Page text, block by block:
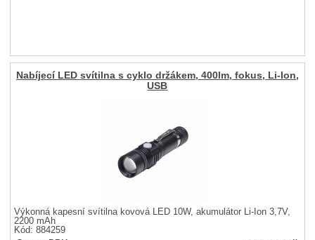
Nabíjecí LED svítilna s cyklo držákem, 400lm, fokus, Li-Ion,
USB
Výkonná kapesní svítilna kovová LED 10W, akumulátor Li-Ion 3,7V,
2200 mAh
Kód: 884259